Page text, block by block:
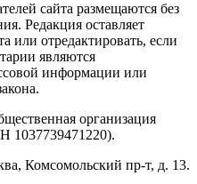
сайта размещаются без
Редакция оставляет
или отредактировать, если
являются
информации или
организация
1037739471220).
Комсомольский пр-т, д. 13.